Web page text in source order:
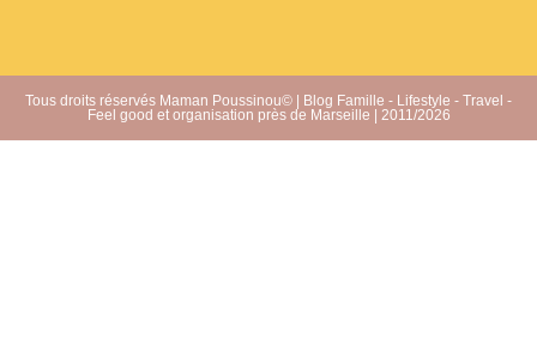
Tous droits réservés Maman Poussinou© | Blog Famille - Lifestyle - Travel -
Feel good et organisation près de Marseille | 2011/2026